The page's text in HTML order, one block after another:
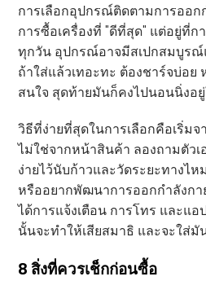
การเลือกอุปกรณ์ติดตามการออก
การซื้อเครื่องที่ "ดีที่สุด" แต่อยู่ที่ก
ทุกวัน อุปกรณ์อาจมีสเปกสมบูร
ถ้าใส่แล้วเทอะทะ ต้องชาร์จบ่อ
สนใจ สุดท้ายมันก็คงไปนอนนิ่งอ
วิธีที่ง่ายที่สุดในการเลือกคือเริ่ม
ไม่ใช่จากหน้าสินค้า ลองถามตัวเ
ง่ายไว้นับก้าวและวัดระยะทางไ
หรืออยากพัฒนาการออกกำลังกา
ได้การแจ้งเตือน การโทร และแ
นั้นจะทำให้เสียสมาธิ และจะใส่
8 สิ่งที่ควรเช็กก่อนซื้อ